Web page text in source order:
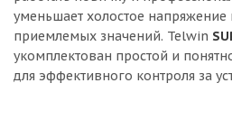
уменьшает холостое напряжение
приемлемых значений. Telwin
укомплектован простой и
для эффективного контроля за